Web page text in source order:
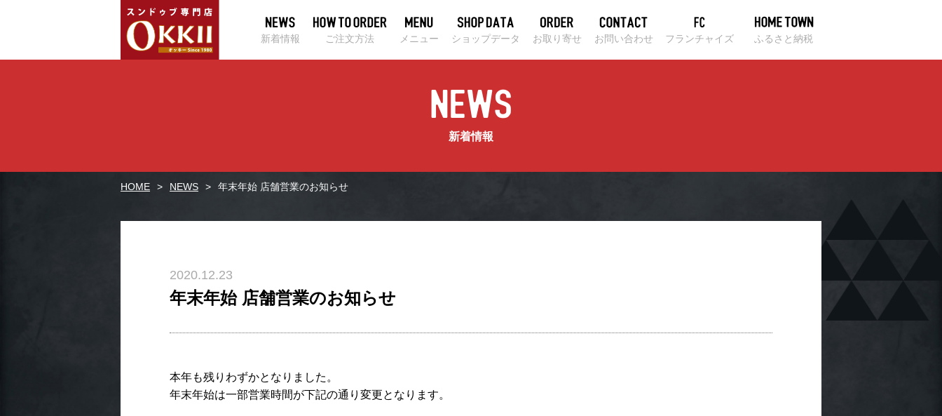
新着情報 ご注文方法 メニュー ショップデータ お取り寄せ お問い合わせ フランチャイズ ふるさと納税
新着情報
HOME NEWS 年末年始 店舗営業のお知らせ
2020.12.23
年末年始 店舗営業のお知らせ
本年も残りわずかとなりました。
年末年始は一部営業時間が下記の通り変更となります。